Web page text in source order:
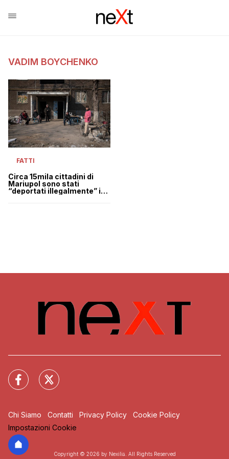
VADIM BOYCHENKO
FATTI
Circa 15mila cittadini di
Mariupol sono stati
“deportati illegalmente” in
Chi Siamo Contatti Privacy Policy
Cookie Policy
Impostazioni Cookie
Copyright © 2026 by Nexilia. All Rights Reserved